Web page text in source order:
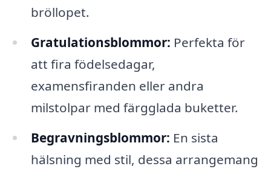
bröllopet.
Gratulationsblommor: Perfekta för
att fira födelsedagar,
examensfiranden eller andra
milstolpar med färgglada buketter.
Begravningsblommor: En sista
hälsning med stil, dessa arrangemang